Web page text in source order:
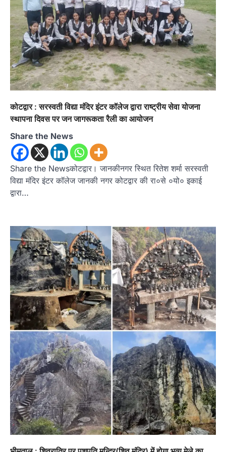
कोटद्वार : सरस्वती विद्या मंदिर इंटर कॉलेज द्वारा राष्ट्रीय सेवा योजना
स्थापना दिवस पर जन जागरूकता रैली का आयोजन
Share the News
Share the Newsकोटद्वार। जानकीनगर स्थित रितेश शर्मा सरस्वती
विद्या मंदिर इंटर कॉलेज जानकी नगर कोटद्वार की रा०से ०यो० इकाई
द्वारा…
2
अल्मोड़ा उत्तराखण्ड कुमाऊं ख़बरें
तुला सिंह तड़ियाल की पुस्तक ‘संघर्षों भरा
सफर’ का भव्य विमोचन, जन आंदोलनों के
Admin August 9, 2026
उत्तराखंड के सामाजिक और राज्य आंदोलन के संघर्षों को
अल्मोड़ा उत्तराखण्ड
इंटर-एपीएस सेंट्रल कमांड चेस क्लस्टर-2 में
याग्यिका कुंद्रा ने लहराया परचम, अंडर-14 वर्ग
छात्रा याग्यिका कुंद्रा ने अपनी शानदार शतरंज प्रतिभा…
उत्तराखण्ड कुमाऊं ख़बरें नैनीताल
हल्द्वानी में खड़गे का हुंकार, नौकरियों से लेकर
संविधान और भ्रष्टाचार तक भाजपा को घेरा
Admin August 8, 2026
हल्द्वानी में आयोजित विजय शंखनाद रैली को संबोधित करते
हुए कांग्रेस के राष्ट्रीय अध्यक्ष मल्लिकार्जुन…
1
ख़बर
हल्द्वानी : जिया रानी की भूमि पर कथित
अतिक्रमण को लेकर पहाड़ी समाज में आक्रोश,
निकाली ‘पहाड़ी स्वाभिमान रैली’; प्रशासन को
10 दिन का अल्टीमेटम
Admin August 9, 2026
रानीबाग की ऐतिहासिक धरोहर को अतिक्रमण मुक्त कराने
की मांग, सिटी मजिस्ट्रेट के माध्यम से…